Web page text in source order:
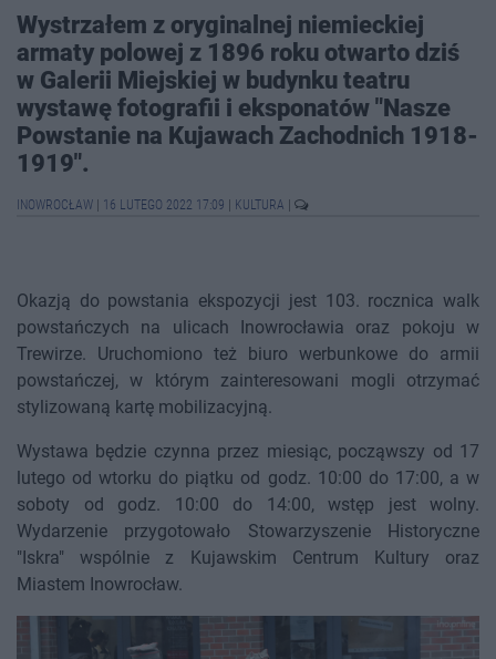
Wystrzałem z oryginalnej niemieckiej
armaty polowej z 1896 roku otwarto dziś
w Galerii Miejskiej w budynku teatru
wystawę fotografii i eksponatów "Nasze
Powstanie na Kujawach Zachodnich 1918-
1919".
INOWROCŁAW 16 LUTEGO 2022 17:09 KULTURA
Okazją do powstania ekspozycji jest 103. rocznica walk
powstańczych na ulicach Inowrocławia oraz pokoju w
Trewirze. Uruchomiono też biuro werbunkowe do armii
powstańczej, w którym zainteresowani mogli otrzymać
stylizowaną kartę mobilizacyjną.
Wystawa będzie czynna przez miesiąc, począwszy od 17
lutego od wtorku do piątku od godz. 10:00 do 17:00, a w
soboty od godz. 10:00 do 14:00, wstęp jest wolny.
Wydarzenie przygotowało Stowarzyszenie Historyczne
"Iskra" wspólnie z Kujawskim Centrum Kultury oraz
Miastem Inowrocław.